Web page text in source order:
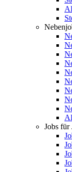
Jobs für